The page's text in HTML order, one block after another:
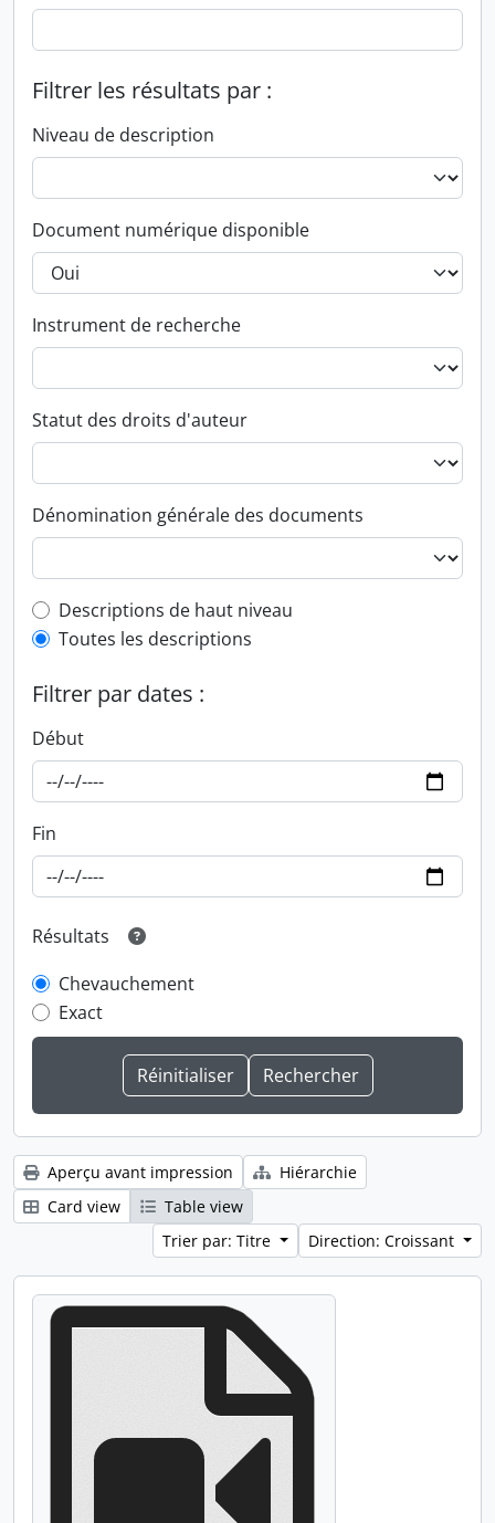
Filtrer les résultats par :
Niveau de description
Document numérique disponible
Instrument de recherche
Statut des droits d'auteur
Dénomination générale des documents
Top-level description filter
Descriptions de haut niveau
Toutes les descriptions
Filtrer par dates :
Début
Fin
Résultats
Chevauchement
Exact
Aperçu avant impression
Hiérarchie
Card view
Table view
Trier par: Titre
Direction: Croissant